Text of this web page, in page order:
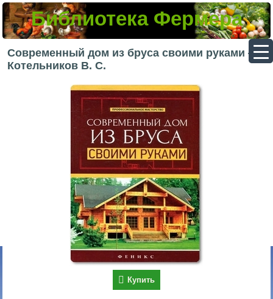
Библиотека Фермера
Современный дом из бруса своими руками —
Котельников В. С.
Купить